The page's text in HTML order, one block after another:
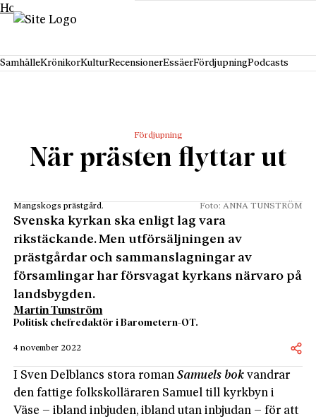
Hoppa till innehåll
SamhälleKrönikorKulturRecensionerEssäerFördjupningPodcasts
Fördjupning
När prästen flyttar ut
Mangskogs prästgård. Foto: ANNA TUNSTRÖM
Svenska kyrkan ska enligt lag vara
rikstäckande. Men utförsäljningen av
prästgårdar och sammanslagningar av
församlingar har försvagat kyrkans närvaro på
landsbygden.
Martin Tunström
Politisk chefredaktör i Barometern-OT.
4 november 2022
I Sven Delblancs stora romanSamuels bok vandrar
den fattige folkskolläraren Samuel till kyrkbyn i
Väse –ibland inbjuden, ibland utan inbjudan – för att